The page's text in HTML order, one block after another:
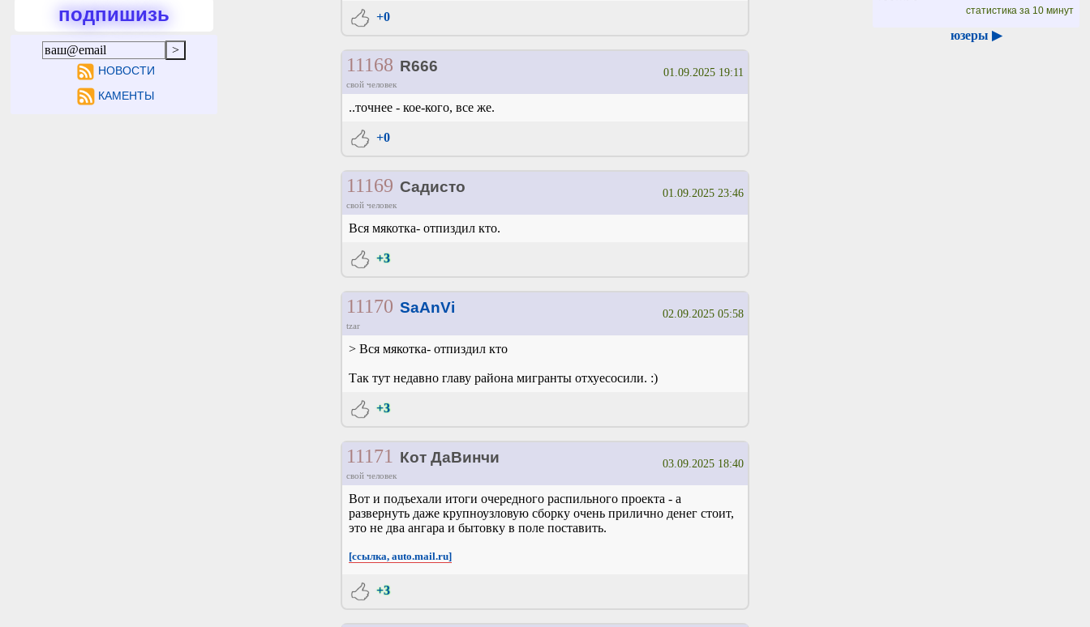
подпишизь
НОВОСТИ
КАМЕНТЫ
+0
11168 R666
свой человек
01.09.2025 19:11
..точнее - кое-кого, все же.
+0
11169 Садисто
свой человек
01.09.2025 23:46
Вся мякотка- отпиздил кто.
+3
11170 SaAnVi
tzar
02.09.2025 05:58
> Вся мякотка- отпиздил кто
Так тут недавно главу района мигранты отхуесосили. :)
+3
11171 Кот ДаВинчи
свой человек
03.09.2025 18:40
Вот и подъехали итоги очередного распильного проекта - а
развернуть даже крупноузловую сборку очень прилично денег стоит,
это не два ангара и бытовку в поле поставить.
[ссылка, auto.mail.ru]
+3
статистика за 10 минут
юзеры ▶